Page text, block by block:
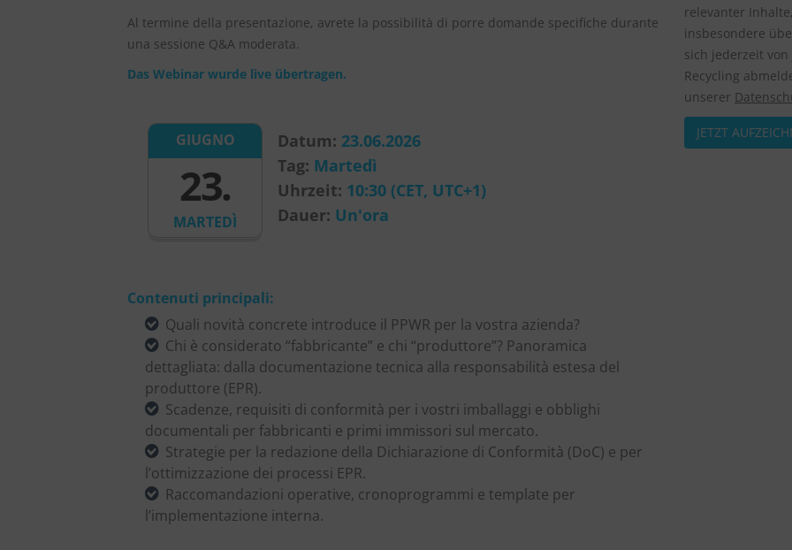
Al termine della presentazione, avrete la possibilità di porre domande specifiche durante
una sessione Q&A moderata.
Das Webinar wurde live übertragen.
MARTEDÌ
GIUGNO
23.
Datum: 23.06.2026
Tag: Martedì
Uhrzeit: 10:30 (CET, UTC+1)
Dauer: Un'ora
Contenuti principali:
Quali novità concrete introduce il PPWR per la vostra azienda?
Chi è considerato “fabbricante” e chi “produttore”? Panoramica
dettagliata: dalla documentazione tecnica alla responsabilità estesa del
produttore (EPR).
Scadenze, requisiti di conformità per i vostri imballaggi e obblighi
documentali per fabbricanti e primi immissori sul mercato.
Strategie per la redazione della Dichiarazione di Conformità (DoC) e per
l’ottimizzazione dei processi EPR.
Raccomandazioni operative, cronoprogrammi e template per
l’implementazione interna.
relevanter
insbesondere
sich jederzeit
Recycling
unserer